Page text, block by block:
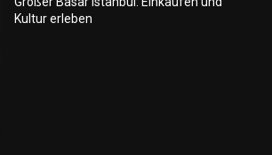
Kultur erleben